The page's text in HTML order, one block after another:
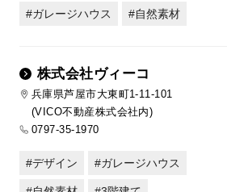
ガレージハウス 自然素材
株式会社ヴィーコ
兵庫県芦屋市大東町1-11-101
(VICO不動産株式会社内)
0797-35-1970
デザイン ガレージハウス